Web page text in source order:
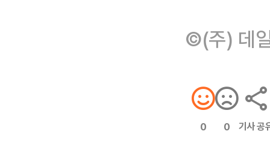
©(주) 데
0 0 기사 공